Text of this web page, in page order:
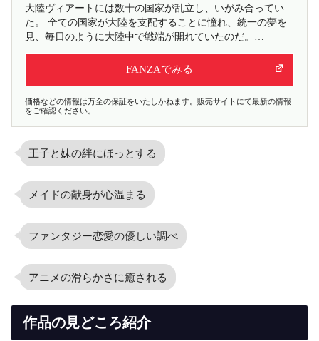
大陸ヴィアートには数十の国家が乱立し、いがみ合ってい
た。 全ての国家が大陸を支配することに憧れ、統一の夢を
見、毎日のように大陸中で戦端が開れていたのだ。…
FANZAでみる
価格などの情報は万全の保証をいたしかねます。販売サイトにて最新の情報
をご確認ください。
王子と妹の絆にほっとする
メイドの献身が心温まる
ファンタジー恋愛の優しい調べ
アニメの滑らかさに癒される
作品の見どころ紹介